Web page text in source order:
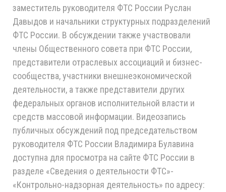
заместитель руководителя ФТС России Руслан
Давыдов и начальники структурных подразделений
ФТС России. В обсуждении также участвовали
члены Общественного совета при ФТС России,
представители отраслевых ассоциаций и бизнес-
сообщества, участники внешнеэкономической
деятельности, а также представители других
федеральных органов исполнительной власти и
средств массовой информации. Видеозапись
публичных обсуждений под председательством
руководителя ФТС России Владимира Булавина
доступна для просмотра на сайте ФТС России в
разделе «Сведения о деятельности ФТС»-
«Контрольно-надзорная деятельность» по адресу: